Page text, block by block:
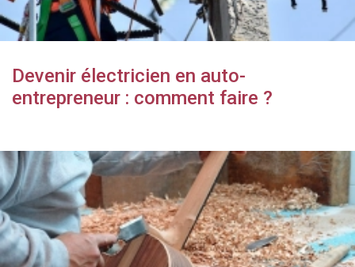
Devenir électricien en auto-
entrepreneur : comment faire ?